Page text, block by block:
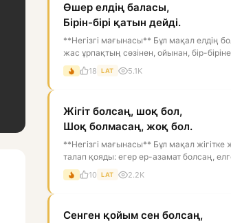
Өшер елдің баласы,
Бірін-бірі қатын дейді.
**Негізгі мағынасы** Бұл мақал елдің
жас ұрпақтың сөзінен, ойынан, бір-
бағасынан білінеді дегенді...
18 LAT 5.1K
Жігіт болсаң, шоқ бол,
Шоқ болмасаң, жоқ бол.
**Негізгі мағынасы** Бұл мақал жігітке
талап қояды: егер ер-азамат болсаң,
тиетін, мінезі мықты, ісі...
10 LAT 2.2K
Сенген қойым сен болсаң,